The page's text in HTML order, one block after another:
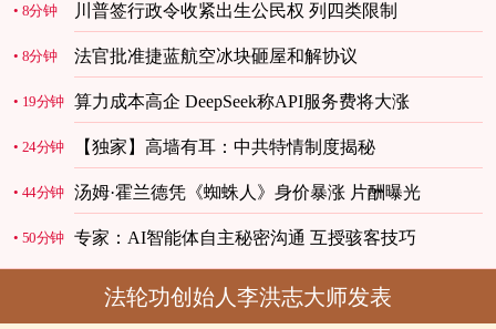
8分钟 川普签行政令收紧出生公民权 列四类限制
8分钟 法官批准捷蓝航空冰块砸屋和解协议
19分钟 算力成本高企 DeepSeek称API服务费将大涨
24分钟 【独家】高墙有耳：中共特情制度揭秘
44分钟 汤姆·霍兰德凭《蜘蛛人》身价暴涨 片酬曝光
50分钟 专家：AI智能体自主秘密沟通 互授骇客技巧
法轮功创始人李洪志大师发表